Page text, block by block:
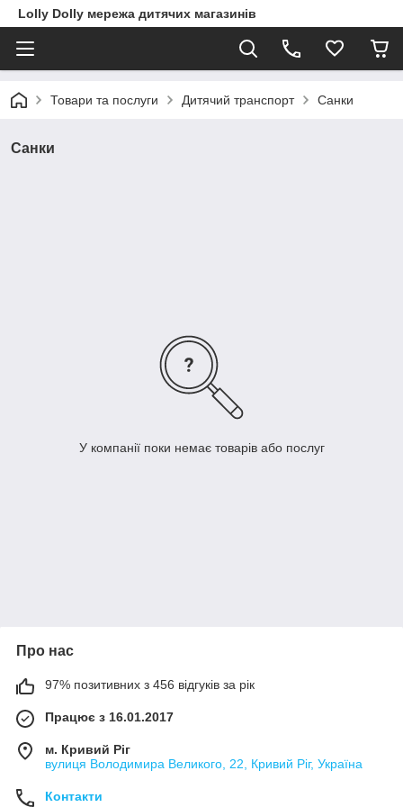
Lolly Dolly мережа дитячих магазинів
Товари та послуги Дитячий транспорт Санки
Санки
У компанії поки немає товарів або послуг
Про нас
97% позитивних з 456 відгуків за рік
Працює з 16.01.2017
м. Кривий Ріг
вулиця Володимира Великого, 22, Кривий Ріг, Україна
Контакти